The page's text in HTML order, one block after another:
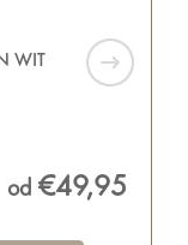
WIT
od €49,95